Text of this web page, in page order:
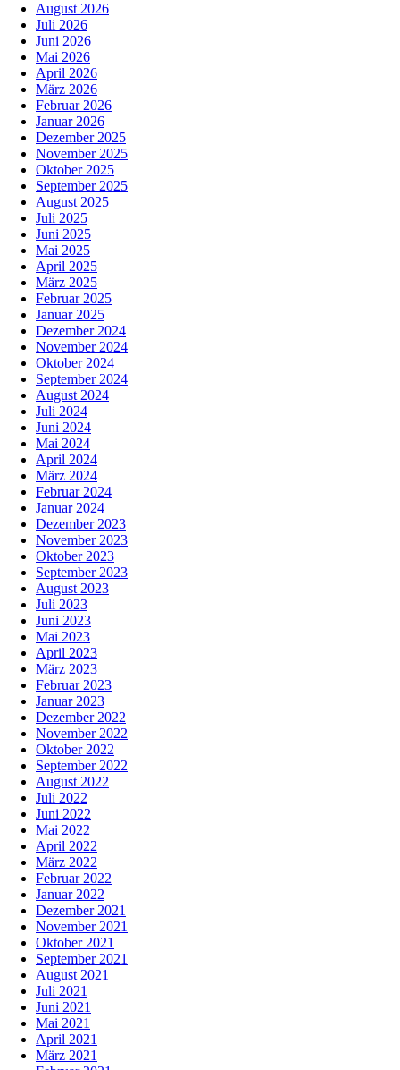
August 2026
Juli 2026
Juni 2026
Mai 2026
April 2026
März 2026
Februar 2026
Januar 2026
Dezember 2025
November 2025
Oktober 2025
September 2025
August 2025
Juli 2025
Juni 2025
Mai 2025
April 2025
März 2025
Februar 2025
Januar 2025
Dezember 2024
November 2024
Oktober 2024
September 2024
August 2024
Juli 2024
Juni 2024
Mai 2024
April 2024
März 2024
Februar 2024
Januar 2024
Dezember 2023
November 2023
Oktober 2023
September 2023
August 2023
Juli 2023
Juni 2023
Mai 2023
April 2023
März 2023
Februar 2023
Januar 2023
Dezember 2022
November 2022
Oktober 2022
September 2022
August 2022
Juli 2022
Juni 2022
Mai 2022
April 2022
März 2022
Februar 2022
Januar 2022
Dezember 2021
November 2021
Oktober 2021
September 2021
August 2021
Juli 2021
Juni 2021
Mai 2021
April 2021
März 2021